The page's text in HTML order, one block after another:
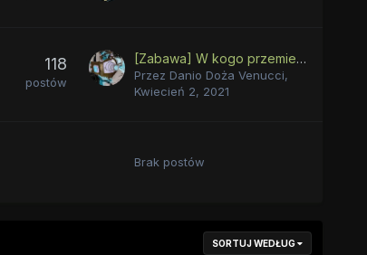
118
postów
[Zabawa] W kogo przemieniła się Chrysalis?
Przez Danio Doża Venucci,
Kwiecień 2, 2021
Brak postów
SORTUJ WEDŁUG